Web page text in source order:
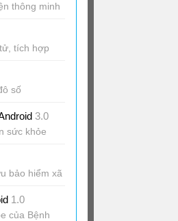
thông minh
tích hợp
số
3.0
sức khỏe
bảo hiểm xã
1.0
của Bệnh